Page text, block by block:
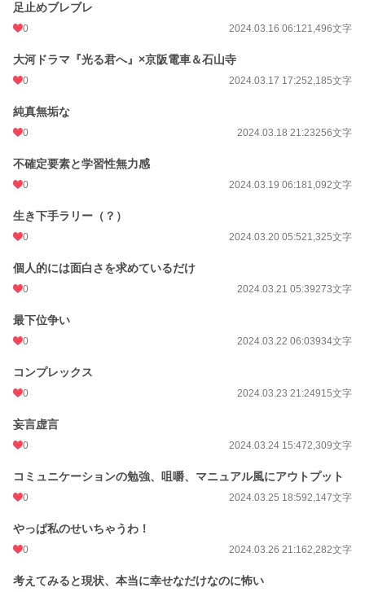
足止めブレブレ
0 2024.03.16 06:121,496文字
大河ドラマ『光る君へ』×京阪電車＆石山寺
0 2024.03.17 17:252,185文字
純真無垢な
0 2024.03.18 21:23256文字
不確定要素と学習性無力感
0 2024.03.19 06:181,092文字
生き下手ラリー（？）
0 2024.03.20 05:521,325文字
個人的には面白さを求めているだけ
0 2024.03.21 05:39273文字
最下位争い
0 2024.03.22 06:03934文字
コンプレックス
0 2024.03.23 21:24915文字
妄言虚言
0 2024.03.24 15:472,309文字
コミュニケーションの勉強、咀嚼、マニュアル風にアウトプット
0 2024.03.25 18:592,147文字
やっぱ私のせいちゃうわ！
0 2024.03.26 21:162,282文字
考えてみると現状、本当に幸せなだけなのに怖い